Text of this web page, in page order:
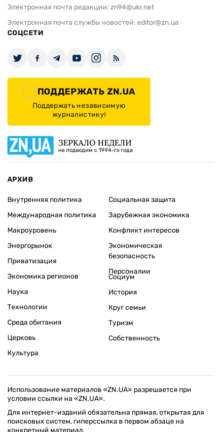
Электронная почта редакции: zn94@ukr.net
Электронная почта службы новостей: editor@zn.ua
СОЦСЕТИ
ПОДДЕРЖАТЬ ZN.UA
Поддержать независимую
журналистику!
ЗЕРКАЛО НЕДЕЛИ
не подводим с 1994-го года
АРХИВ
Внутренняя политика
Международная политика
Макроуровень
Энергорынок
Приватизация
Экономика регионов
Социальная защита
Зарубежная экономика
Конфликт интересов
Экономическая
безопасность
Персоналии
Наука
Технологии
Среда обитания
Церковь
Культура
Социум
История
Круг семьи
Туризм
Собственность
Использование материалов «ZN.UA» разрешается при
условии ссылки на «ZN.UA».
Для интернет-изданий обязательна прямая, открытая для
поисковых систем, гиперссылка в первом абзаце на